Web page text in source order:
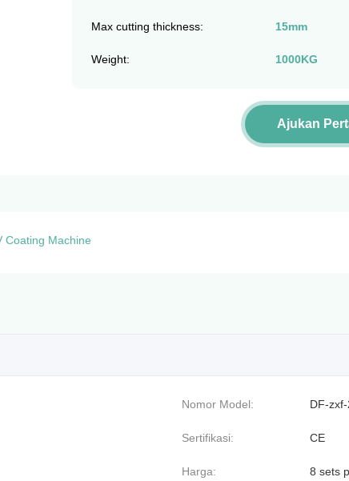
Max cutting thickness: 15mm
Weight: 1000KG
Ajukan
Coating Machine
Nomor Model: DF-
Sertifikasi: CE
Harga: 8 sets